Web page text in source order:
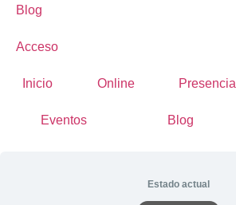
Blog
Acceso
Inicio Online Presencial
Eventos Blog
Estado actual